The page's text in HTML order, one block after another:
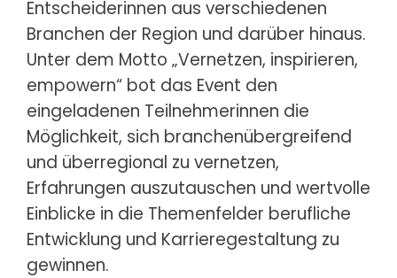
Entscheiderinnen aus verschiedenen
Branchen der Region und darüber hinaus.
Unter dem Motto „Vernetzen, inspirieren,
empowern“ bot das Event den
eingeladenen Teilnehmerinnen die
Möglichkeit, sich branchenübergreifend
und überregional zu vernetzen,
Erfahrungen auszutauschen und wertvolle
Einblicke in die Themenfelder berufliche
Entwicklung und Karrieregestaltung zu
gewinnen.